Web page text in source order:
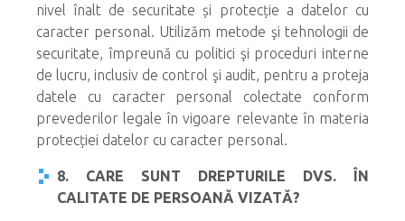
nivel înalt de securitate și protecție a datelor cu
caracter personal. Utilizăm metode şi tehnologii de
securitate, împreună cu politici şi proceduri interne
de lucru, inclusiv de control şi audit, pentru a proteja
datele cu caracter personal colectate conform
prevederilor legale în vigoare relevante în materia
protecției datelor cu caracter personal.
8. CARE SUNT DREPTURILE DVS. ÎN
CALITATE DE PERSOANĂ VIZATĂ?